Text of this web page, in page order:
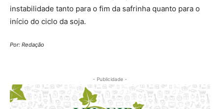
instabilidade tanto para o fim da safrinha quanto para o
início do ciclo da soja.
Por: Redação
- Publicidade -